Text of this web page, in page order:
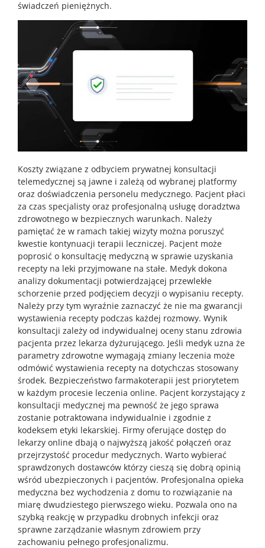
świadczeń pieniężnych.
Koszty związane z odbyciem prywatnej konsultacji
telemedycznej są jawne i zależą od wybranej platformy
oraz doświadczenia personelu medycznego. Pacjent płaci
za czas specjalisty oraz profesjonalną usługę doradztwa
zdrowotnego w bezpiecznych warunkach. Należy
pamiętać że w ramach takiej wizyty można poruszyć
kwestie kontynuacji terapii leczniczej. Pacjent może
poprosić o konsultację medyczną w sprawie uzyskania
recepty na leki przyjmowane na stałe. Medyk dokona
analizy dokumentacji potwierdzającej przewlekłe
schorzenie przed podjęciem decyzji o wypisaniu recepty.
Należy przy tym wyraźnie zaznaczyć że nie ma gwarancji
wystawienia recepty podczas każdej rozmowy. Wynik
konsultacji zależy od indywidualnej oceny stanu zdrowia
pacjenta przez lekarza dyżurującego. Jeśli medyk uzna że
parametry zdrowotne wymagają zmiany leczenia może
odmówić wystawienia recepty na dotychczas stosowany
środek. Bezpieczeństwo farmakoterapii jest priorytetem
w każdym procesie leczenia online. Pacjent korzystający z
konsultacji medycznej ma pewność że jego sprawa
zostanie potraktowana indywidualnie i zgodnie z
kodeksem etyki lekarskiej. Firmy oferujące dostęp do
lekarzy online dbają o najwyższą jakość połączeń oraz
przejrzystość procedur medycznych. Warto wybierać
sprawdzonych dostawców którzy cieszą się dobrą opinią
wśród ubezpieczonych i pacjentów. Profesjonalna opieka
medyczna bez wychodzenia z domu to rozwiązanie na
miarę dwudziestego pierwszego wieku. Pozwala ono na
szybką reakcję w przypadku drobnych infekcji oraz
sprawne zarządzanie własnym zdrowiem przy
zachowaniu pełnego profesjonalizmu.